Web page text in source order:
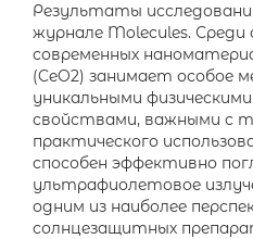
Результаты
журнале Molecules. Среди
современных
(CeO2) занимает особое
уникальными
свойствами, важными с
практического
способен эффективно
ультрафиолетовое
одним из наиболее
солнцезащитных